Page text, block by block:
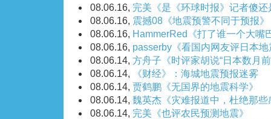
08.06.16, 完美《是《环球时报》记者傻
08.06.16, 震撼08《地震预警不同于预报》
08.06.16, HammerRed《打了谁一个大嘴
08.06.16, passerby《看国内网友评日本地
08.06.14, 方舟子《时评家胡说“日本数月
08.06.14,
《财经》：海城地震预报迷雾
08.06.14, 贾鹤鹏《无国界的地震科学》
08.06.14, 魏英杰《灾难报道中，杜绝那
08.06.14, 完美《也评农民预测地震》